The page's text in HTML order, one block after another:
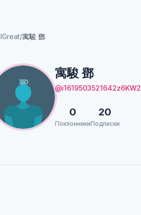
/寓駿 鄧
寓駿 鄧
@i1619503521642z6KW2
0
Поклонники
20
Подписки